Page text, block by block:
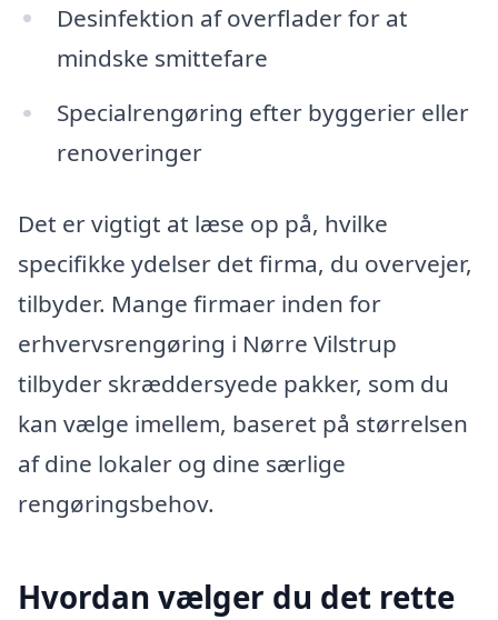
Desinfektion af overflader for at
mindske smittefare
Specialrengøring efter byggerier eller
renoveringer
Det er vigtigt at læse op på, hvilke
specifikke ydelser det firma, du overvejer,
tilbyder. Mange firmaer inden for
erhvervsrengøring i Nørre Vilstrup
tilbyder skræddersyede pakker, som du
kan vælge imellem, baseret på størrelsen
af dine lokaler og dine særlige
rengøringsbehov.
Hvordan vælger du det rette